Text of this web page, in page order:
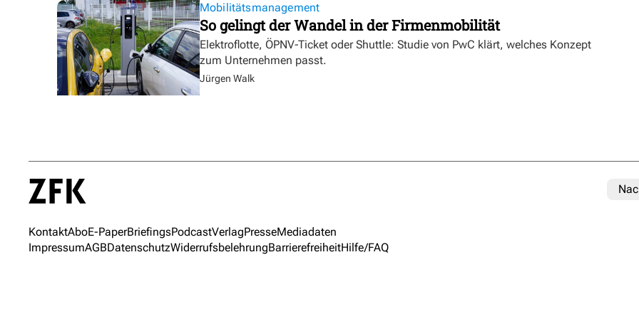
Mobilitätsmanagement
So gelingt der Wandel in der Firmenmobilität
Elektroflotte, ÖPNV-Ticket oder Shuttle: Studie von PwC klärt, welches Konzept
zum Unternehmen passt.
Jürgen Walk
KontaktAboE-PaperBriefingsPodcastVerlagPresseMediadaten
ImpressumAGBDatenschutzWiderrufsbelehrungBarrierefreiheitHilfe/FAQ